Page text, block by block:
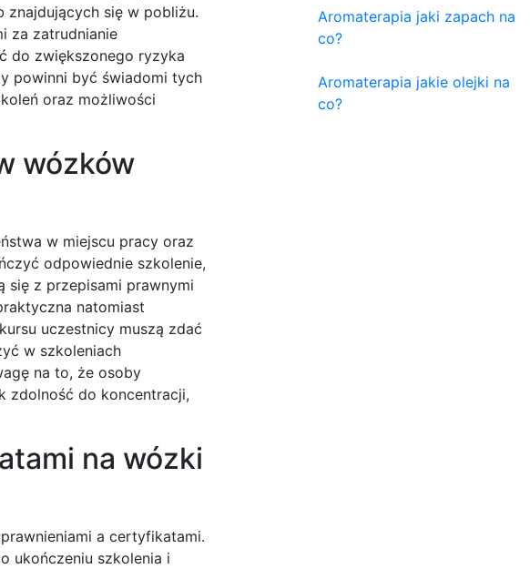
się w pobliżu.
za zatrudnianie
do zwiększonego ryzyka
powinni być świadomi tych
oraz możliwości
wózków
w miejscu pracy oraz
odpowiednie szkolenie,
się z przepisami prawnymi
natomiast
uczestnicy muszą zdać
w szkoleniach
na to, że osoby
zdolność do koncentracji,
na wózki
a certyfikatami.
ukończeniu szkolenia i
Aromaterapia jaki zapach na
co?
Aromaterapia jakie olejki na
co?